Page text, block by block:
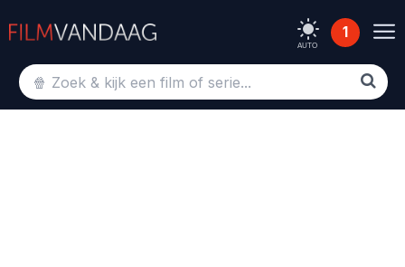
AUTO
1